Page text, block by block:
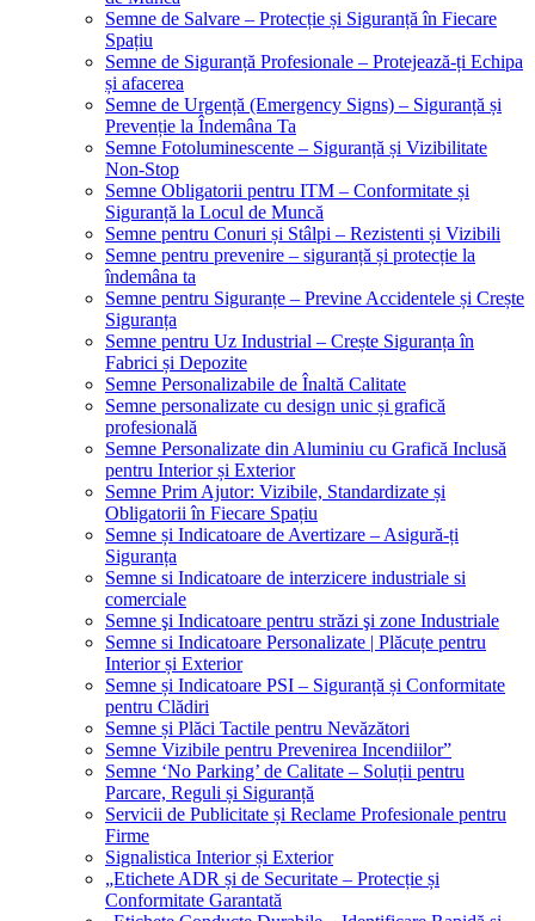
Semne de Salvare – Protecție și Siguranță în Fiecare
Spațiu
Semne de Siguranță Profesionale – Protejează-ți Echipa
și afacerea
Semne de Urgență (Emergency Signs) – Siguranță și
Prevenție la Îndemâna Ta
Semne Fotoluminescente – Siguranță și Vizibilitate
Non-Stop
Semne Obligatorii pentru ITM – Conformitate și
Siguranță la Locul de Muncă
Semne pentru Conuri și Stâlpi – Rezistenti și Vizibili
Semne pentru prevenire – siguranță și protecție la
îndemâna ta
Semne pentru Siguranțe – Previne Accidentele și Crește
Siguranța
Semne pentru Uz Industrial – Crește Siguranța în
Fabrici și Depozite
Semne Personalizabile de Înaltă Calitate
Semne personalizate cu design unic și grafică
profesională
Semne Personalizate din Aluminiu cu Grafică Inclusă
pentru Interior și Exterior
Semne Prim Ajutor: Vizibile, Standardizate și
Obligatorii în Fiecare Spațiu
Semne și Indicatoare de Avertizare – Asigură-ți
Siguranța
Semne si Indicatoare de interzicere industriale si
comerciale
Semne şi Indicatoare pentru străzi şi zone Industriale
Semne si Indicatoare Personalizate | Plăcuțe pentru
Interior și Exterior
Semne și Indicatoare PSI – Siguranță și Conformitate
pentru Clădiri
Semne și Plăci Tactile pentru Nevăzători
Semne Vizibile pentru Prevenirea Incendiilor”
Semne ‘No Parking’ de Calitate – Soluții pentru
Parcare, Reguli și Siguranță
Servicii de Publicitate și Reclame Profesionale pentru
Firme
Signalistica Interior și Exterior
„Etichete ADR și de Securitate – Protecție și
Conformitate Garantată